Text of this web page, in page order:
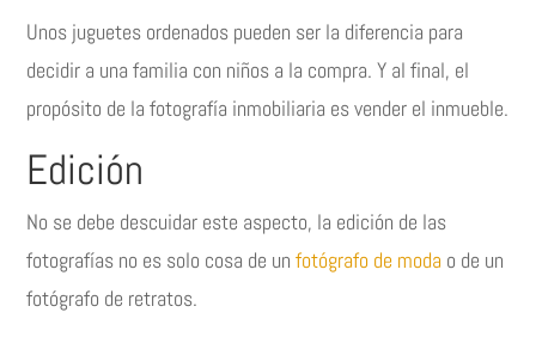
Unos juguetes ordenados pueden ser la diferencia para
decidir a una familia con niños a la compra. Y al final, el
propósito de la fotografía inmobiliaria es vender el inmueble.
Edición
No se debe descuidar este aspecto, la edición de las
fotografías no es solo cosa de unfotógrafo de moda o de un
fotógrafo de retratos.